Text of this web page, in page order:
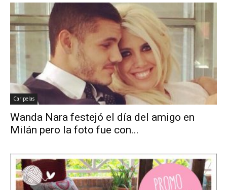
Caripelas
Wanda Nara festejó el día del amigo en
Milán pero la foto fue con...